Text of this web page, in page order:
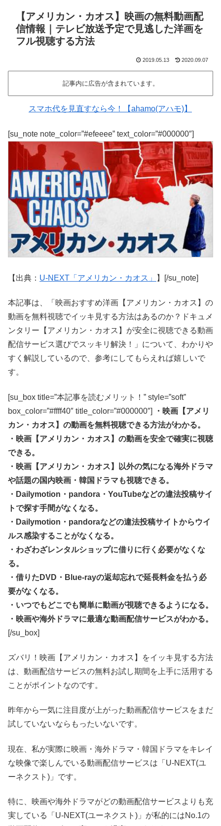
【アメリカン・カオス】映画の無料動画配
信情報｜テレビ放送予定で見逃した洋画を
フル視聴する方法
2019.05.13 2020.09.07
記事内に広告が含まれています。
スマホ代を見直すなら今！【ahamo(アハモ)】
[su_note note_color=”#efeeee” text_color=”#000000″]
【出典： U-NEXT「アメリカン・カオス」 】[/su_note]
本記事は、「映画おすすめ洋画【アメリカン・カオス】の
動画を無料視聴でイッキ見する方法はあるのか？ドキュメ
ンタリー【アメリカン・カオス】が安全に視聴できる動画
配信サービス選びでスッキリ解決！」について、わかりや
すく解説しているので、参考にしてもらえれば嬉しいで
す。
[su_box title=”本記事を読むメリット！” style=”soft”
box_color=”#ffff40″ title_color=”#000000″]
・映画【アメリ
カン・カオス】の動画を無料視聴できる方法がわかる。
・映画【アメリカン・カオス】の動画を安全で確実に視聴
できる。
・映画【アメリカン・カオス】以外の気になる海外ドラマ
や話題の国内映画・韓国ドラマも視聴できる。
・Dailymotion・pandora・YouTubeなどの違法投稿サイ
トで探す手間がなくなる。
・Dailymotion・pandoraなどの違法投稿サイトからウイ
ルス感染することがなくなる。
・わざわざレンタルショップに借りに行く必要がなくな
る。
・借りたDVD・Blue-rayの返却忘れで延長料金を払う必
要がなくなる。
・いつでもどこでも簡単に動画が視聴できるようになる。
・映画や海外ドラマに最適な動画配信サービスがわかる。
[/su_box]
ズバリ！映画【アメリカン・カオス】をイッキ見する方法
は、動画配信サービスの無料お試し期間を上手に活用する
ことがポイントなのです。
昨年から一気に注目度が上がった動画配信サービスをまだ
試していないならもったいないです。
現在、私が実際に映画・海外ドラマ・韓国ドラマをキレイ
な映像で楽しんでいる動画配信サービスは「U-NEXT(ユ
ーネクスト)」です。
特に、映画や海外ドラマがどの動画配信サービスよりも充
実している「U-NEXT(ユーネクスト)」が私的にはNo.1の